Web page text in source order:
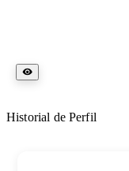
Historial de Perfil